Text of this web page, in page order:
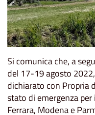
Si comunica che, a
del 17-19 agosto
dichiarato con Propria
stato di emergenza
Ferrara, Modena e